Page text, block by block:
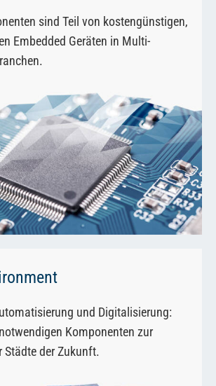
sind Teil von kostengünstigen,
Embedded Geräten in Multi-
und Digitalisierung:
Komponenten zur
Städte der Zukunft.